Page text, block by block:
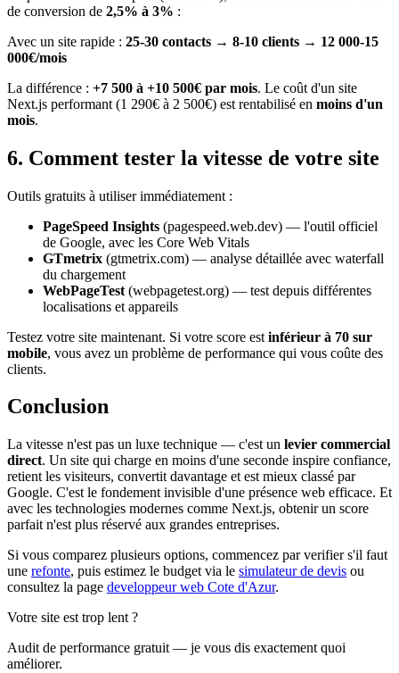
de conversion de 2,5% à 3% :
Avec un site rapide : 25-30 contacts → 8-10 clients → 12 000-15
000€/mois
La différence : +7 500 à +10 500€ par mois. Le coût d'un site
Next.js performant (1 290€ à 2 500€) est rentabilisé en moins d'un
mois.
6. Comment tester la vitesse de votre site
Outils gratuits à utiliser immédiatement :
PageSpeed Insights (pagespeed.web.dev) — l'outil officiel
de Google, avec les Core Web Vitals
GTmetrix (gtmetrix.com) — analyse détaillée avec waterfall
du chargement
WebPageTest (webpagetest.org) — test depuis différentes
localisations et appareils
Testez votre site maintenant. Si votre score est inférieur à 70 sur
mobile, vous avez un problème de performance qui vous coûte des
clients.
Conclusion
La vitesse n'est pas un luxe technique — c'est un levier commercial
direct. Un site qui charge en moins d'une seconde inspire confiance,
retient les visiteurs, convertit davantage et est mieux classé par
Google. C'est le fondement invisible d'une présence web efficace. Et
avec les technologies modernes comme Next.js, obtenir un score
parfait n'est plus réservé aux grandes entreprises.
Si vous comparez plusieurs options, commencez par verifier s'il faut
une refonte, puis estimez le budget via le simulateur de devis ou
consultez la page developpeur web Cote d'Azur.
Votre site est trop lent ?
Audit de performance gratuit — je vous dis exactement quoi
améliorer.